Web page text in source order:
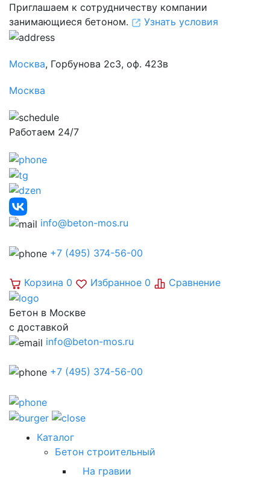
Приглашаем к сотрудничеству компании
занимающиеся бетоном.
Узнать условия
Москва, Горбунова 2с3, оф. 423в
Москва
Работаем 24/7
info@beton-mos.ru
+7 (495) 374-56-00
Корзина 0 Избранное 0 Сравнение
Бетон в Москве
с доставкой
info@beton-mos.ru
+7 (495) 374-56-00
Каталог
Бетон строительный
На гравии